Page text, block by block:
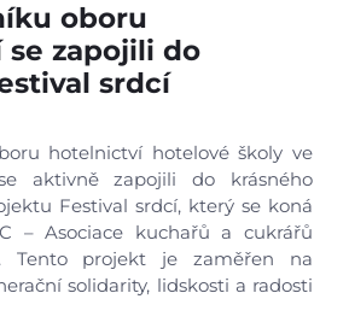
oboru
zapojili do
srdcí
hotelnictví hotelové školy ve
aktivně zapojili do krásného
Festival srdcí, který se koná
– Asociace kuchařů a cukrářů
Tento projekt je zaměřen na
solidarity, lidskosti a radosti